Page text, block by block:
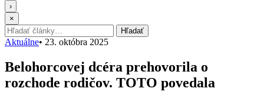
›
×
Hľadať: Hľadať
Aktuálne• 23. októbra 2025
Belohorcovej dcéra prehovorila o
rozchode rodičov. TOTO povedala